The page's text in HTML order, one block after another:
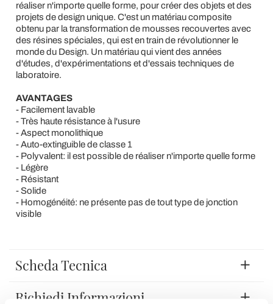
réaliser n'importe quelle forme, pour créer des objets et des
projets de design unique. C'est un matériau composite
obtenu par la transformation de mousses recouvertes avec
des résines spéciales, qui est en train de révolutionner le
monde du Design. Un matériau qui vient des années
d'études, d'expérimentations et d'essais techniques de
laboratoire.
AVANTAGES
- Facilement lavable
- Très haute résistance à l'usure
- Aspect monolithique
- Auto-extinguible de classe 1
- Polyvalent: il est possible de réaliser n'importe quelle forme
- Légère
- Résistant
- Solide
- Homogénéité: ne présente pas de tout type de jonction
visible
Scheda Tecnica
Richiedi Informazioni